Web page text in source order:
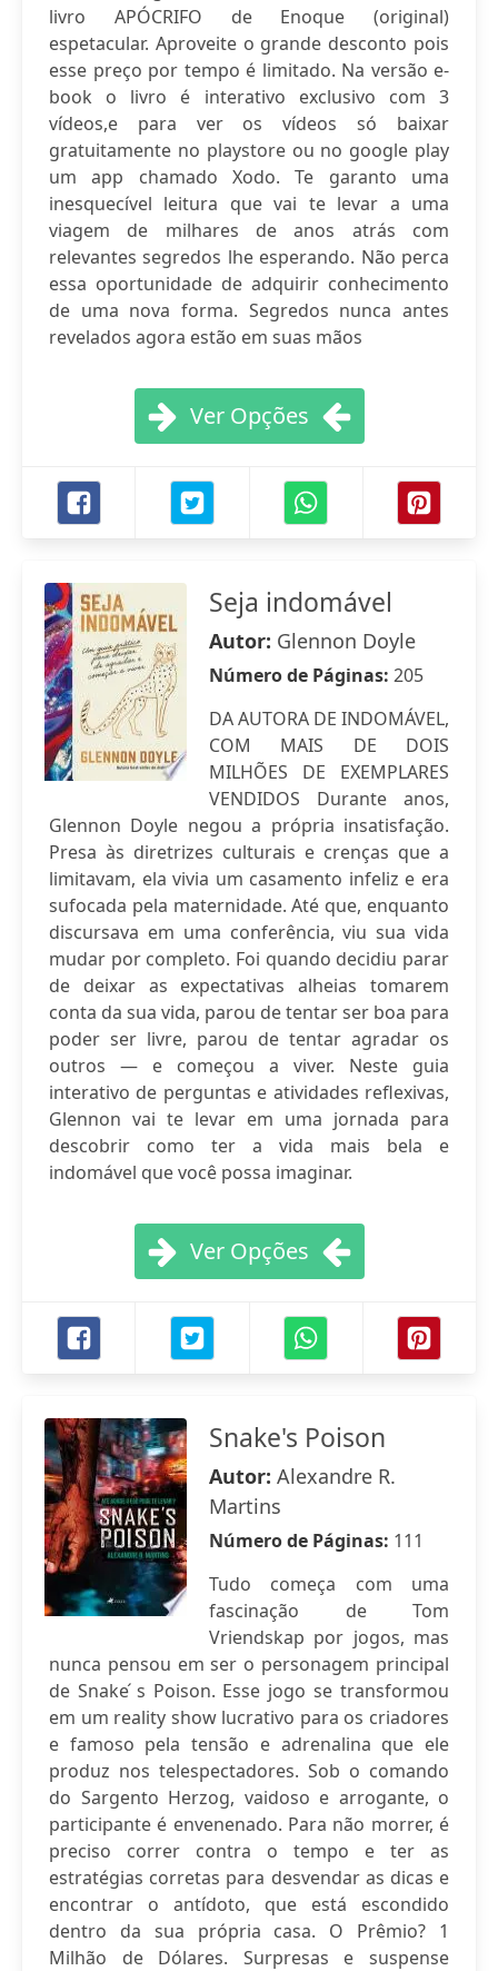
livro APÓCRIFO de Enoque (original)
espetacular. Aproveite o grande desconto pois
esse preço por tempo é limitado. Na versão e-
book o livro é interativo exclusivo com 3
vídeos,e para ver os vídeos só baixar
gratuitamente no playstore ou no google play
um app chamado Xodo. Te garanto uma
inesquecível leitura que vai te levar a uma
viagem de milhares de anos atrás com
relevantes segredos lhe esperando. Não perca
essa oportunidade de adquirir conhecimento
de uma nova forma. Segredos nunca antes
revelados agora estão em suas mãos
Ver Opções
Seja indomável
Autor: Glennon Doyle
Número de Páginas: 205
DA AUTORA DE INDOMÁVEL,
COM MAIS DE DOIS
MILHÕES DE EXEMPLARES
VENDIDOS Durante anos,
Glennon Doyle negou a própria insatisfação.
Presa às diretrizes culturais e crenças que a
limitavam, ela vivia um casamento infeliz e era
sufocada pela maternidade. Até que, enquanto
discursava em uma conferência, viu sua vida
mudar por completo. Foi quando decidiu parar
de deixar as expectativas alheias tomarem
conta da sua vida, parou de tentar ser boa para
poder ser livre, parou de tentar agradar os
outros — e começou a viver. Neste guia
interativo de perguntas e atividades reflexivas,
Glennon vai te levar em uma jornada para
descobrir como ter a vida mais bela e
indomável que você possa imaginar.
Ver Opções
Snake's Poison
Autor: Alexandre R.
Martins
Número de Páginas: 111
Tudo começa com uma
fascinação de Tom
Vriendskap por jogos, mas
nunca pensou em ser o personagem principal
de Snake ́s Poison. Esse jogo se transformou
em um reality show lucrativo para os criadores
e famoso pela tensão e adrenalina que ele
produz nos telespectadores. Sob o comando
do Sargento Herzog, vaidoso e arrogante, o
participante é envenenado. Para não morrer, é
preciso correr contra o tempo e ter as
estratégias corretas para desvendar as dicas e
encontrar o antídoto, que está escondido
dentro da sua própria casa. O Prêmio? 1
Milhão de Dólares. Surpresas e suspense